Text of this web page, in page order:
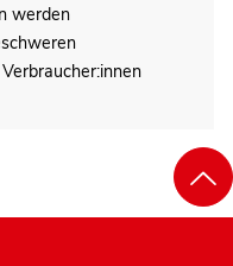
werden